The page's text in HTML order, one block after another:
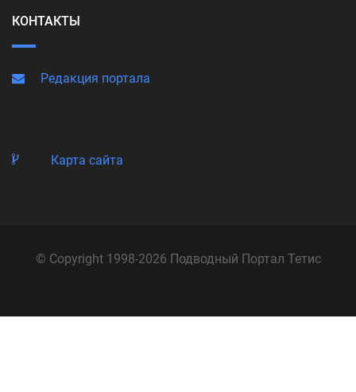
КОНТАКТЫ
Редакция портала
Карта сайта
© Copyright 1998-2026 Подводный Портал Тетис